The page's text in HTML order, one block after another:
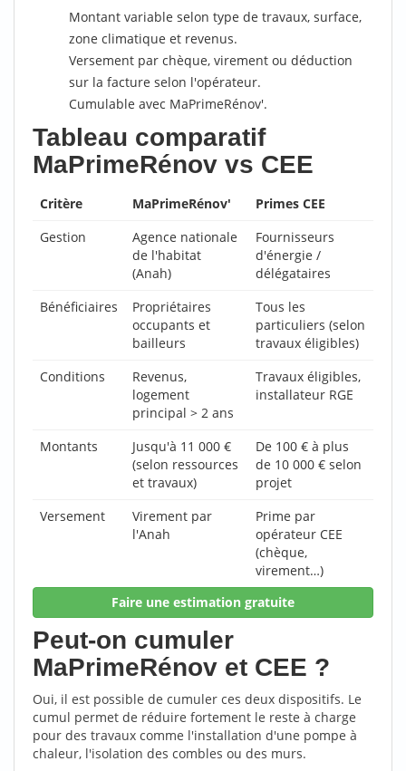
Montant variable selon type de travaux, surface,
zone climatique et revenus.
Versement par chèque, virement ou déduction
sur la facture selon l'opérateur.
Cumulable avec MaPrimeRénov'.
Tableau comparatif
MaPrimeRénov vs CEE
Critère MaPrimeRénov'
Primes CEE
Gestion
Agence nationale
de l'habitat
(Anah)
Fournisseurs
d'énergie /
délégataires
Bénéficiaires
Propriétaires
occupants et
bailleurs
Tous les
particuliers (selon
travaux éligibles)
Conditions
Revenus,
logement
principal > 2 ans
Travaux éligibles,
installateur RGE
Montants
Jusqu'à 11 000 €
(selon ressources
et travaux)
De 100 € à plus
de 10 000 € selon
projet
Versement
Virement par
l'Anah
Prime par
opérateur CEE
(chèque,
virement…)
Faire une estimation gratuite
Peut-on cumuler
MaPrimeRénov et CEE ?
Oui, il est possible de cumuler ces deux dispositifs. Le
cumul permet de réduire fortement le reste à charge
pour des travaux comme l'installation d'une pompe à
chaleur, l'isolation des combles ou des murs.